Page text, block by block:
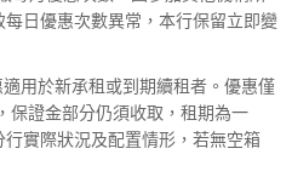
日優惠次數異常，本行保留立即變
用於新承租或到期續租者。優惠僅
保證金部分仍須收取，租期為一
實際狀況及配置情形，若無空箱